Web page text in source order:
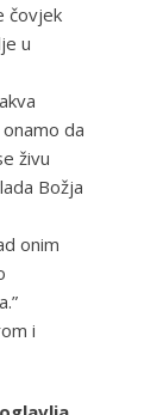
čovjek
u
da
živu
Božja
onim
i